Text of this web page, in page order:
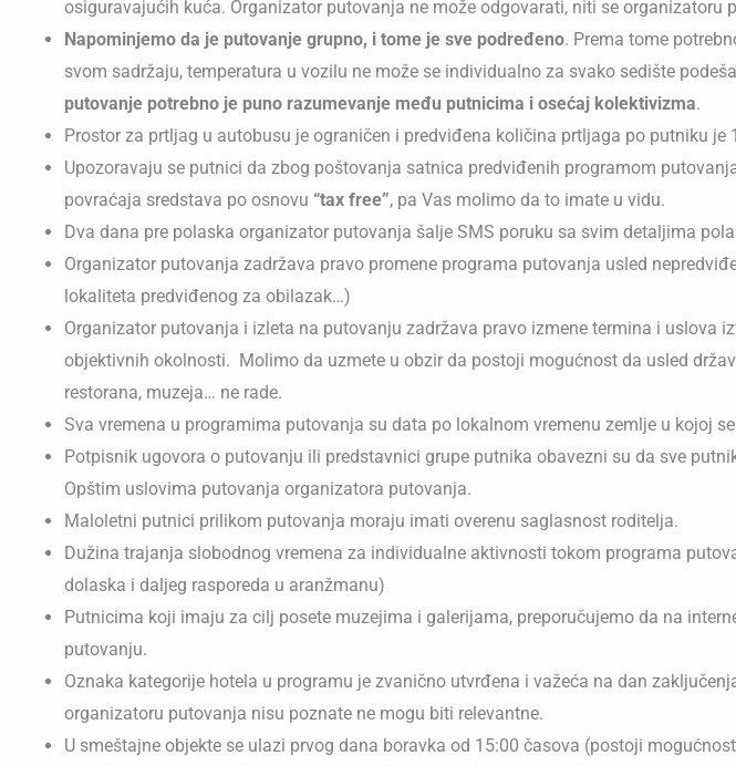
osiguravajućih kuća. Organizator putovanja ne može odgovarati, niti se
Napominjemo da je putovanje grupno, i tome je sve podređeno. Prema tome
svom sadržaju, temperatura u vozilu ne može se individualno za svako sedište
putovanje potrebno je puno razumevanje među putnicima i osećaj kolektivizma.
Prostor za prtljag u autobusu je ograničen i predviđena količina prtljaga po putniku je
Upozoravaju se putnici da zbog poštovanja satnica predviđenih programom
povraćaja sredstava po osnovu “tax free”, pa Vas molimo da to imate u vidu.
Dva dana pre polaska organizator putovanja šalje SMS poruku sa svim detaljima
Organizator putovanja zadržava pravo promene programa putovanja usled
lokaliteta predviđenog za obilazak…)
Organizator putovanja i izleta na putovanju zadržava pravo izmene termina i
objektivnih okolnosti. Molimo da uzmete u obzir da postoji mogućnost da usled
restorana, muzeja… ne rade.
Sva vremena u programima putovanja su data po lokalnom vremenu zemlje u kojoj
Potpisnik ugovora o putovanju ili predstavnici grupe putnika obavezni su da sve
Opštim uslovima putovanja organizatora putovanja.
Maloletni putnici prilikom putovanja moraju imati overenu saglasnost roditelja.
Dužina trajanja slobodnog vremena za individualne aktivnosti tokom programa
dolaska i daljeg rasporeda u aranžmanu)
Putnicima koji imaju za cilj posete muzejima i galerijama, preporučujemo da na
putovanju.
Oznaka kategorije hotela u programu je zvanično utvrđena i važeća na dan
organizatoru putovanja nisu poznate ne mogu biti relevantne.
U smeštajne objekte se ulazi prvog dana boravka od 15:00 časova (postoji